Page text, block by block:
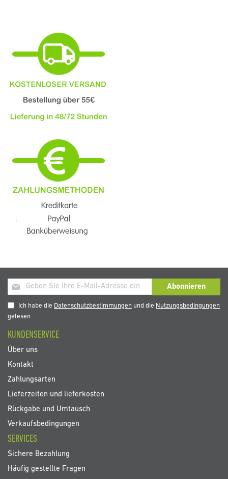
Melden
Sie
sich
für
Newsletter
an:
Abonnieren
Ich habe die Datenschutzbestimmungen und die Nutzungsbedingungen
gelesen
KUNDENSERVICE
Über uns
Kontakt
Zahlungsarten
Lieferzeiten und lieferkosten
Rückgabe und Umtausch
Verkaufsbedingungen
SERVICES
Sichere Bezahlung
Häufig gestellte Fragen